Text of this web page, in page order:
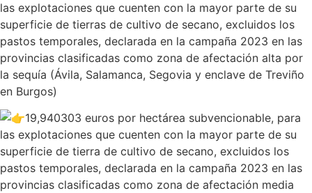
las explotaciones que cuenten con la mayor parte de su
superficie de tierras de cultivo de secano, excluidos los
pastos temporales, declarada en la campaña 2023 en las
provincias clasificadas como zona de afectación alta por
la sequía (Ávila, Salamanca, Segovia y enclave de Treviño
en Burgos)
19,940303 euros por hectárea subvencionable, para
las explotaciones que cuenten con la mayor parte de su
superficie de tierra de cultivo de secano, excluidos los
pastos temporales, declarada en la campaña 2023 en las
provincias clasificadas como zona de afectación media